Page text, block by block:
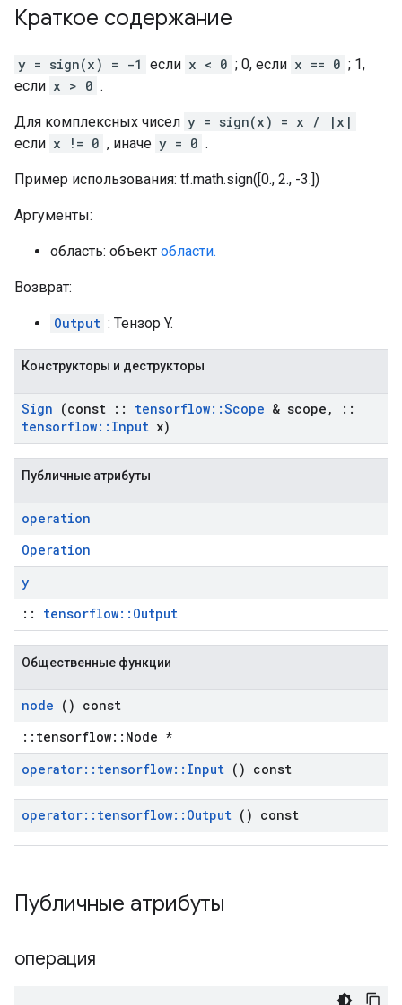
Краткое содержание
y = sign(x) = -1 если x < 0 ; 0, если x == 0 ; 1,
если x > 0 .
Для комплексных чисел y = sign(x) = x / |x|
если x != 0 , иначе y = 0 .
Пример использования: tf.math.sign([0., 2., -3.])
Аргументы:
область: объект области.
Возврат:
Output : Тензор Y.
Конструкторы и деструкторы
Sign (const :: tensorflow::Scope & scope ,
::
tensorflow:: Input x)
Публичные атрибуты
operation
Operation
y
:: tensorflow::Output
Общественные функции
node () const
::tensorflow::Node *
operator:: tensorflow:: Input () const
operator:: tensorflow:: Output () const
Публичные атрибуты
операция